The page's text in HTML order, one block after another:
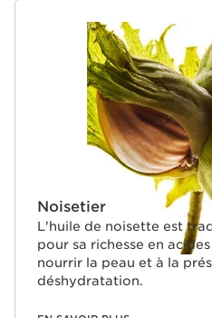
Noisetier
L'huile de noisette est
pour sa richesse en
nourrir la peau et à la
déshydratation.